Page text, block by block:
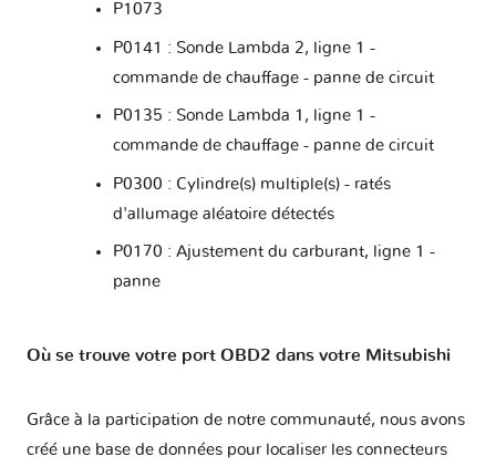
P1073
P0141 : Sonde Lambda 2, ligne 1 -
commande de chauffage - panne de circuit
P0135 : Sonde Lambda 1, ligne 1 -
commande de chauffage - panne de circuit
P0300 : Cylindre(s) multiple(s) - ratés
d'allumage aléatoire détectés
P0170 : Ajustement du carburant, ligne 1 -
panne
Où se trouve votre port OBD2 dans votre Mitsubishi
Grâce à la participation de notre communauté, nous avons
créé une base de données pour localiser les connecteurs